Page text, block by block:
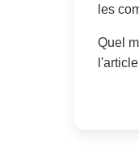
les
Quel